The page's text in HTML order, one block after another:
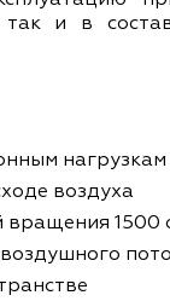
так и в
нагрузкам
воздуха
вращения 1500